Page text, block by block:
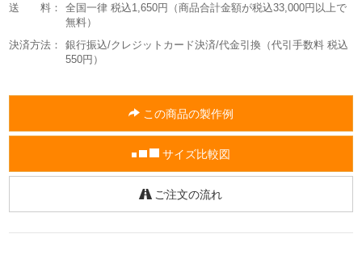
送 料：
全国一律 税込1,650円（商品合計金額が税込33,000円以上で
無料）
決済方法：
銀行振込/クレジットカード決済/代金引換（代引手数料 税込
550円）
この商品の製作例
サイズ比較図
ご注文の流れ